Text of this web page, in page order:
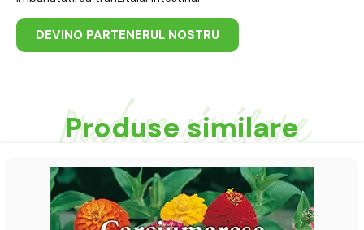
DEVINO PARTENERUL NOSTRU
Produse similare
Produse similare